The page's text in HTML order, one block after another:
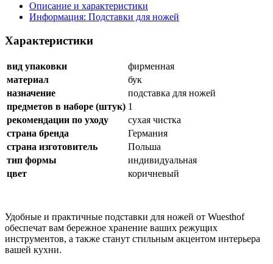
Описание и характеристики
Информация: Подставки для ножей
Характеристики
вид упаковки
фирменная
материал
бук
назначение
подставка для ножей
предметов в наборе (штук) 1
рекомендации по уходу
сухая чистка
страна бренда
Германия
страна изготовитель
Польша
тип формы
индивидуальная
цвет
коричневый
Удобные и практичные подставки для ножей от Wuesthof
обеспечат вам бережное хранение ваших режущих
инструментов, а также станут стильным акцентом интерьера
вашей кухни.